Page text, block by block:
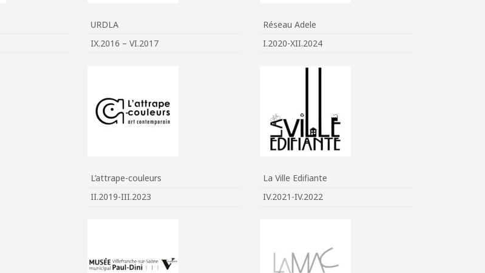
URDLA
IX.2016 – VI.2017
L’attrape-couleurs
II.2019-III.2023
Réseau Adele
I.2020-XII.2024
La Ville Edifiante
IV.2021-IV.2022